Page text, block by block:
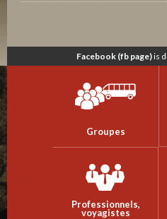
Facebook (fb page)is
Groupes
Professionnels,
voyagistes